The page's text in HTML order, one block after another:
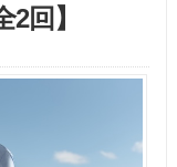
回】